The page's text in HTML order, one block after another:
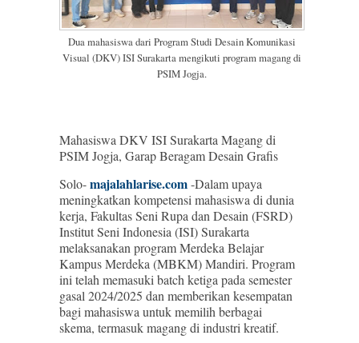
Dua mahasiswa dari Program Studi Desain Komunikasi
Visual (DKV) ISI Surakarta mengikuti program magang di
PSIM Jogja.
Mahasiswa DKV ISI Surakarta Magang di
PSIM Jogja, Garap Beragam Desain Grafis
Solo-majalahlarise.com-Dalam upaya
meningkatkan kompetensi mahasiswa di dunia
kerja, Fakultas Seni Rupa dan Desain (FSRD)
Institut Seni Indonesia (ISI) Surakarta
melaksanakan program Merdeka Belajar
Kampus Merdeka (MBKM) Mandiri. Program
ini telah memasuki batch ketiga pada semester
gasal 2024/2025 dan memberikan kesempatan
bagi mahasiswa untuk memilih berbagai
skema, termasuk magang di industri kreatif.